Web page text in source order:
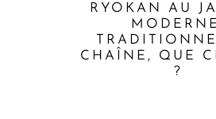
RYOKAN AU
CHAÎNE, QUE
?